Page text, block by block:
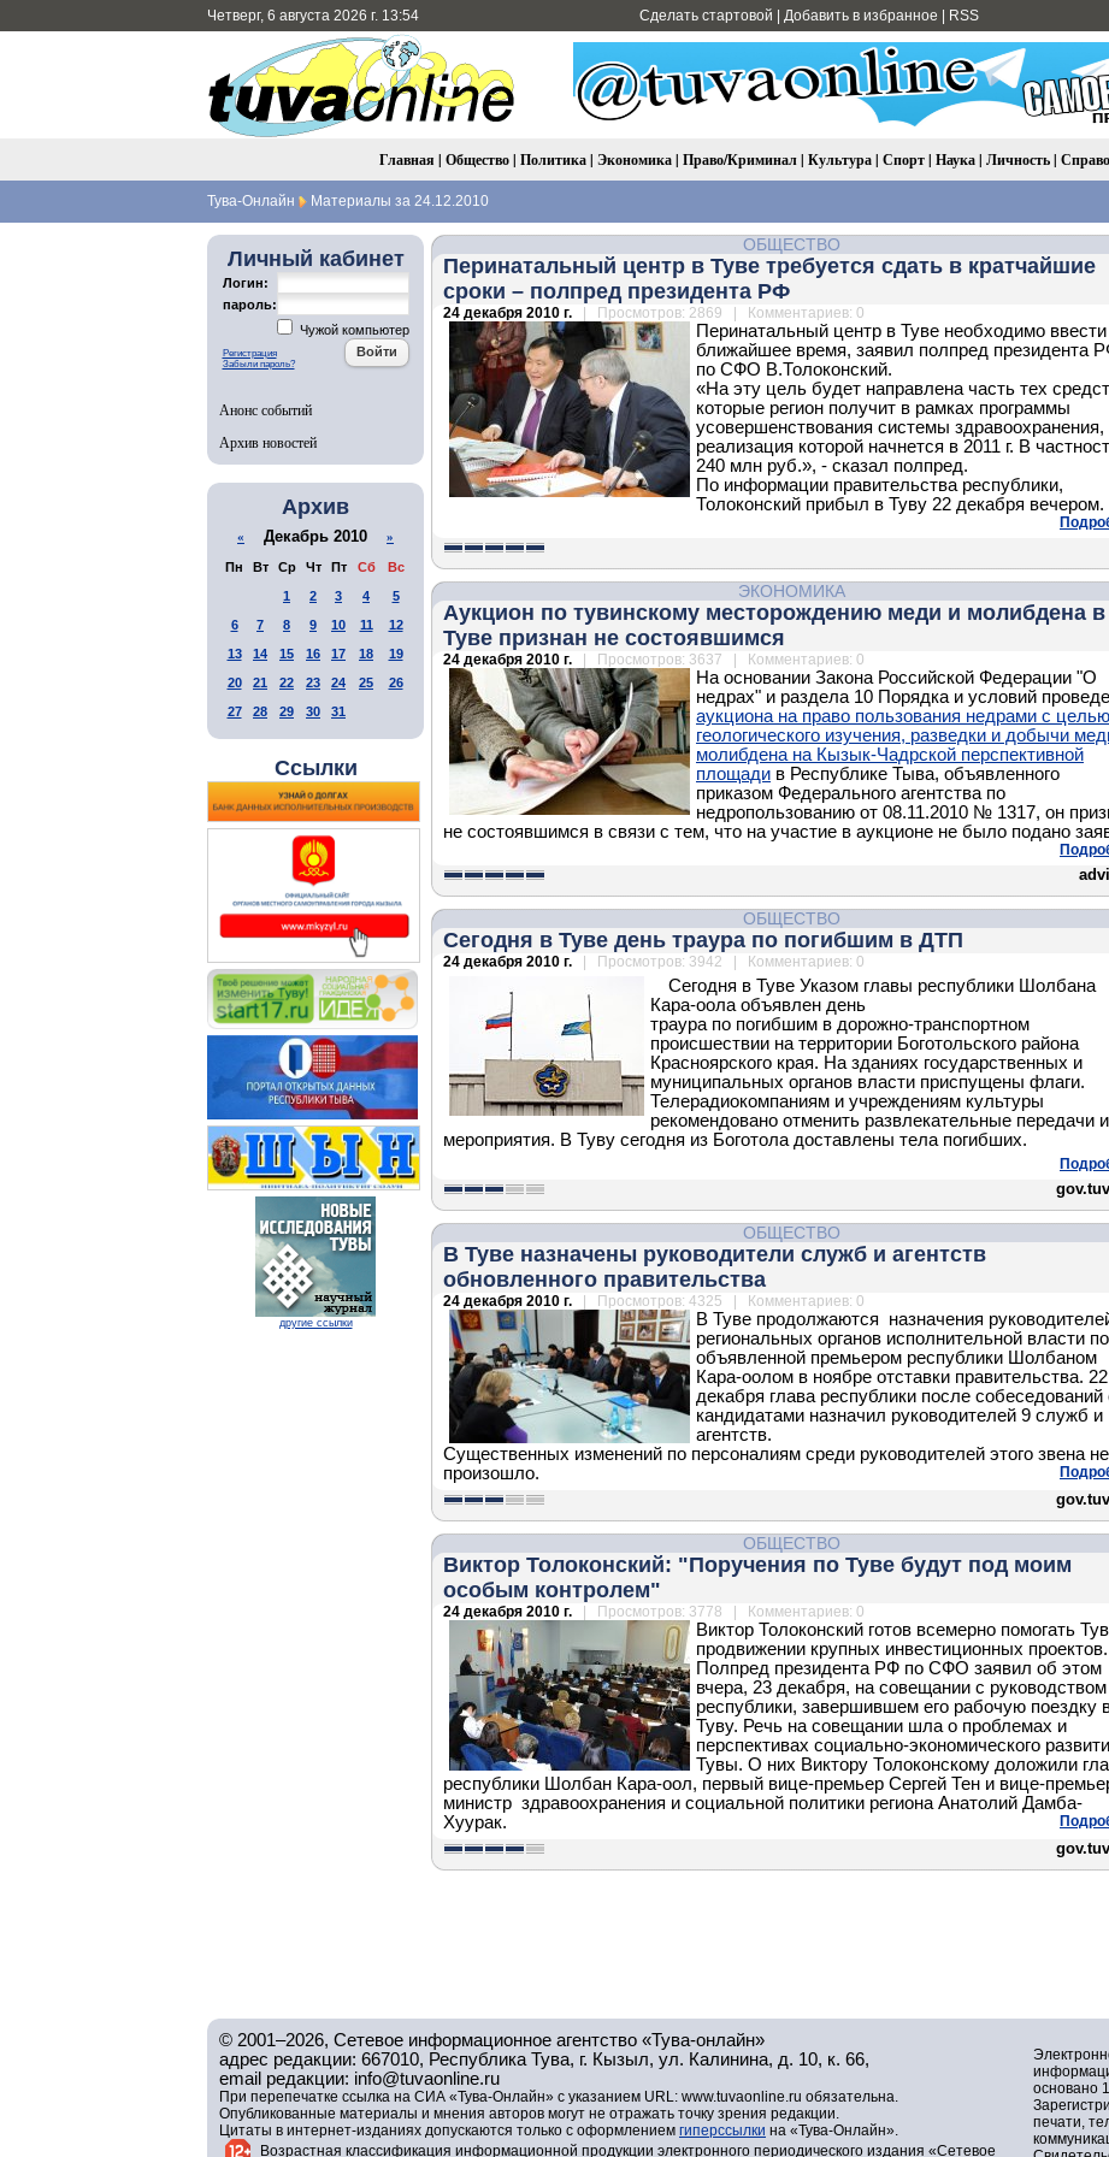
Четверг, 6 августа 2026 г. 13:54 Сделать стартовой Добавить в избранное RSS
Главная | Общество| Политика| Экономика| Право/Криминал| Культура| Спорт| Наука| Личность|
Тува-Онлайн Материалы за 24.12.2010
Личный кабинет
Логин:
пароль:
Чужой компьютер
Регистрация
Забыли пароль?
Анонс событий
Архив новостей
Архив
« Декабрь 2010 »
Пн Вт Ср Чт Пт Сб
Вс
1
2 3 4
5
6
7 8 9 10 11
12
13
14 15 16 17 18
19
20
21 22 23 24 25
26
27
28 29 30 31
Ссылки
другие ссылки
ОБЩЕСТВО
Перинатальный центр в Туве требуется сдать в кратчайшие
сроки – полпред президента РФ
24 декабря 2010 г. | Просмотров: 2869 | Комментариев: 0
Перинатальный центр в Туве необходимо
ближайшее время, заявил полпред президента
по СФО В.Толоконский.
«На эту цель будет направлена часть тех
которые регион получит в рамках программы
усовершенствования системы здравоохранения,
реализация которой начнется в 2011 г. В
240 млн руб.», - сказал полпред.
По информации правительства республики,
Толоконский прибыл в Туву 22 декабря вечером.
ЭКОНОМИКА
Аукцион по тувинскому месторождению меди и молибдена в
Туве признан не состоявшимся
24 декабря 2010 г. | Просмотров: 3637 | Комментариев: 0
На основании Закона Российской Федерации "О
недрах" и раздела 10 Порядка и условий
аукциона на право пользования недрами с целью
геологического изучения, разведки и добычи
молибдена на Кызык-Чадрской перспективной
площади в Республике Тыва, объявленного
приказом Федерального агентства по
недропользованию от 08.11.2010 № 1317, он
не состоявшимся в связи с тем, что на участие в аукционе не было подано
ОБЩЕСТВО
Сегодня в Туве день траура по погибшим в ДТП
24 декабря 2010 г. | Просмотров: 3942 | Комментариев: 0
Сегодня в Туве Указом главы республики Шолбана
Кара-оола объявлен день
траура по погибшим в дорожно-транспортном
происшествии на территории Боготольского района
Красноярского края. На зданиях государственных и
муниципальных органов власти приспущены флаги.
Телерадиокомпаниям и учреждениям культуры
рекомендовано отменить развлекательные передачи и
мероприятия. В Туву сегодня из Боготола доставлены тела погибших.
ОБЩЕСТВО
В Туве назначены руководители служб и агентств
обновленного правительства
24 декабря 2010 г. | Просмотров: 4325 | Комментариев: 0
В Туве продолжаются назначения
региональных органов исполнительной власти
объявленной премьером республики Шолбаном
Кара-оолом в ноябре отставки правительства. 22
декабря глава республики после собеседований
кандидатами назначил руководителей 9 служб и
агентств.
Существенных изменений по персоналиям среди руководителей этого звена не
произошло.
ОБЩЕСТВО
Виктор Толоконский: "Поручения по Туве будут под моим
особым контролем"
24 декабря 2010 г. | Просмотров: 3778 | Комментариев: 0
Виктор Толоконский готов всемерно помогать
продвижении крупных инвестиционных проектов.
Полпред президента РФ по СФО заявил об этом
вчера, 23 декабря, на совещании с руководством
республики, завершившем его рабочую поездку
Туву. Речь на совещании шла о проблемах и
перспективах социально-экономического
Тувы. О них Виктору Толоконскому доложили
республики Шолбан Кара-оол, первый вице-премьер Сергей Тен и вице-
министр здравоохранения и социальной политики региона Анатолий Дамба-
Хуурак.
© 2001–2026, Сетевое информационное агентство «Тува-онлайн»
адрес редакции: 667010, Республика Тува, г. Кызыл, ул. Калинина, д. 10, к. 66,
email редакции: info@tuvaonline.ru
При перепечатке ссылка на СИА «Тува-Онлайн» с указанием URL: www.tuvaonline.ru обязательна.
Опубликованные материалы и мнения авторов могут не отражать точку зрения редакции.
Цитаты в интернет-изданиях допускаются только с оформлением гиперссылки на «Тува-Онлайн».
Возрастная классификация информационной продукции электронного периодического издания «Сетевое
основано
печати,